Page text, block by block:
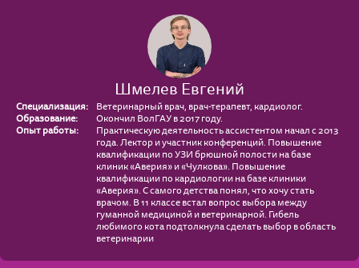
Шмелев Евгений
Специализация:
Ветеринарный врач, врач-терапевт, кардиолог.
Образование:
Окончил ВолГАУ в 2017 году.
Опыт работы:
Практическую деятельность ассистентом начал с 2013
года. Лектор и участник конференций. Повышение
квалификации по УЗИ брюшной полости на базе
клиник «Аверия» и «Чулкова». Повышение
квалификации по кардиологии на базе клиники
«Аверия». С самого детства понял, что хочу стать
врачом. В 11 классе встал вопрос выбора между
гуманной медициной и ветеринарной. Гибель
любимого кота подтолкнула сделать выбор в область
ветеринарии